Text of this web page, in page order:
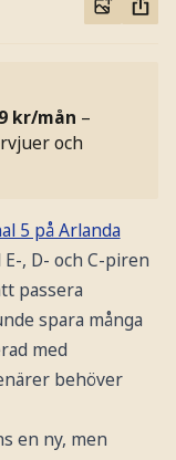
kr/mån –
och
5 på Arlanda
, D- och C-piren
passera
spara många
med
behöver
en ny, men